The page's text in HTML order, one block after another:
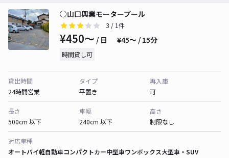
○山口興業モータープール
3 / 1件
¥450〜 / 日 ¥45〜 / 15分
時間貸し可
貸出時間
24時間営業
タイプ
平置き
再入庫
可
長さ
500cm 以下
車幅
240cm 以下
高さ
制限なし
対応車種
オートバイ軽自動車コンパクトカー中型車ワンボックス大型車・SUV